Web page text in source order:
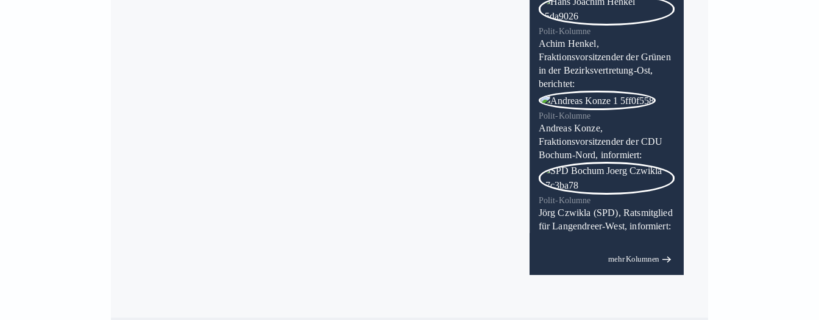
Polit-Kolumne
Achim Henkel,
Fraktionsvorsitzender der Grünen
in der Bezirksvertretung-Ost,
berichtet:
Polit-Kolumne
Andreas Konze,
Fraktionsvorsitzender der CDU
Bochum-Nord, informiert:
Polit-Kolumne
Jörg Czwikla (SPD), Ratsmitglied
für Langendreer-West, informiert:
mehr Kolumnen